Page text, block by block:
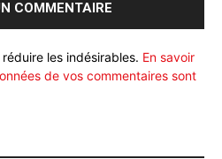
les indésirables. En savoir
de vos commentaires sont